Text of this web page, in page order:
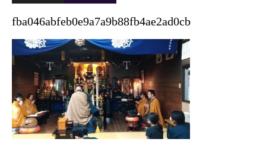
fba046abfeb0e9a7a9b88fb4ae2ad0cb